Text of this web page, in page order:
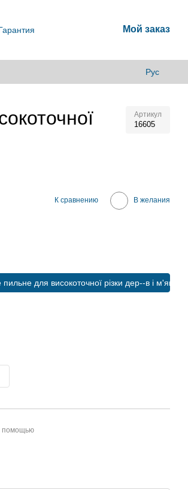
Мой заказ
Рус
Артикул
16605
К сравнению В желания
для високоточної різки дер--в і м'якого
помощью